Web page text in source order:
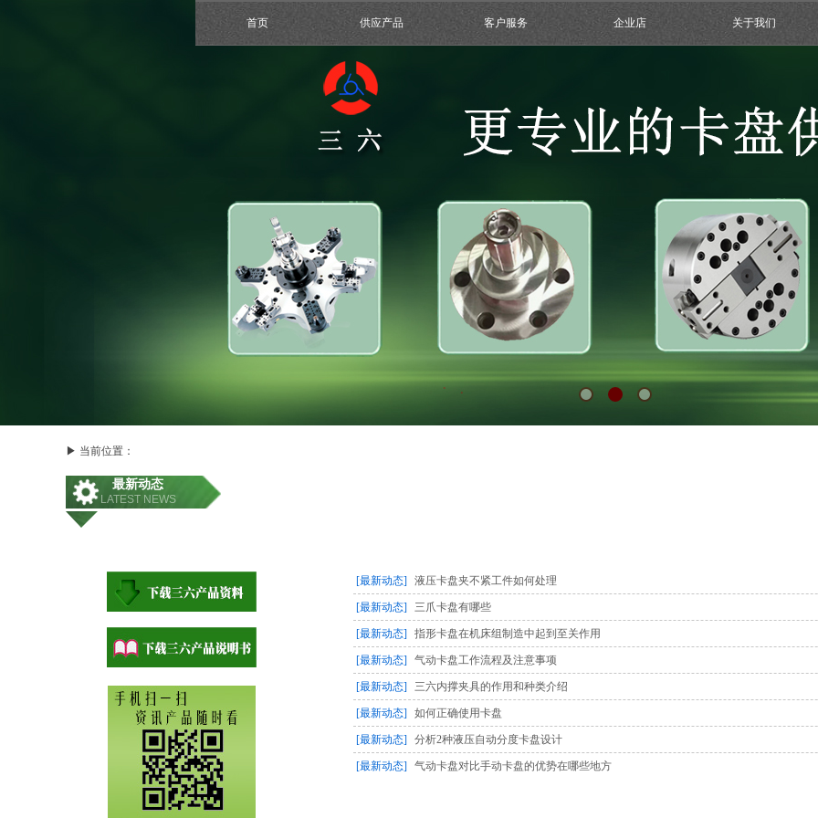
首页 供应产品 客户服务 企业店 关于我们
▶ 当前位置 ：
最新动态
LATEST NEWS
[最新动态] 液压卡盘夹不紧工件如何处理
[最新动态] 三爪卡盘有哪些
[最新动态] 指形卡盘在机床组制造中起到至关作用
[最新动态] 气动卡盘工作流程及注意事项
[最新动态] 三六内撑夹具的作用和种类介绍
[最新动态] 如何正确使用卡盘
[最新动态] 分析2种液压自动分度卡盘设计
[最新动态] 气动卡盘对比手动卡盘的优势在哪些地方